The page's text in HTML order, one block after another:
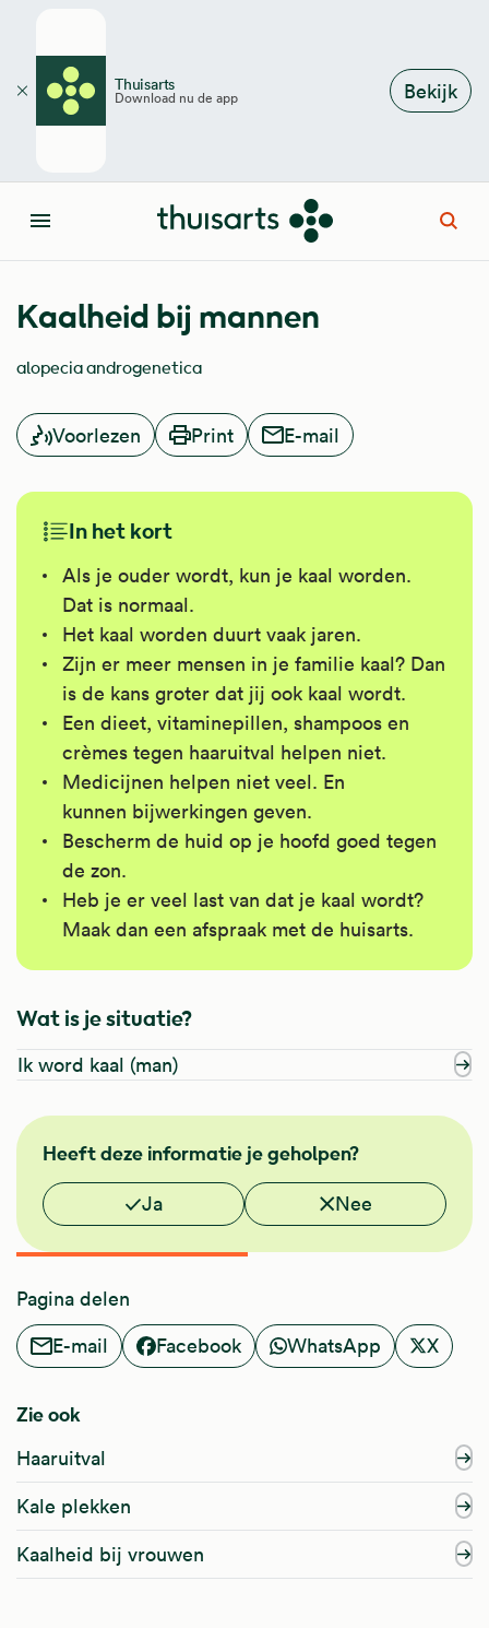
Thuisarts
Download nu de app Bekijk
Sluiten
Menu
Kaalheid bij mannen
alopecia androgenetica
Voorlezen Print E-mail
In het kort
Als je ouder wordt, kun je kaal worden.
Dat is normaal.
Het kaal worden duurt vaak jaren.
Zijn er meer mensen in je familie kaal? Dan
is de kans groter dat jij ook kaal wordt.
Een dieet, vitaminepillen, shampoos en
crèmes tegen haaruitval helpen niet.
Medicijnen helpen niet veel. En
kunnen bijwerkingen geven.
Bescherm de huid op je hoofd goed tegen
de zon.
Heb je er veel last van dat je kaal wordt?
Maak dan een afspraak met de huisarts.
Wat is je situatie?
Ik word kaal (man)
NHG
Heeft deze informatie je geholpen?
Vond je deze informatie nuttig?
Ja Nee
Pagina delen
E-mail
Facebook WhatsApp X
Zie ook
Haaruitval
Kale plekken
Kaalheid bij vrouwen